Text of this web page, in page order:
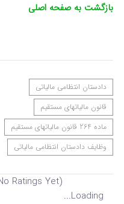
بازگشت به صفحه اصلی
دادستان انتظامی مالیاتی
قانون مالیاتهای مستقیم
ماده 264 قانون مالیاتهای مستقیم
وظایف دادستان انتظامی مالیاتی
(No Ratings Yet)
Loading...